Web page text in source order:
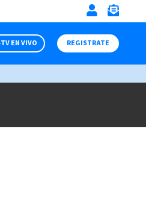
TV EN VIVO REGISTRATE